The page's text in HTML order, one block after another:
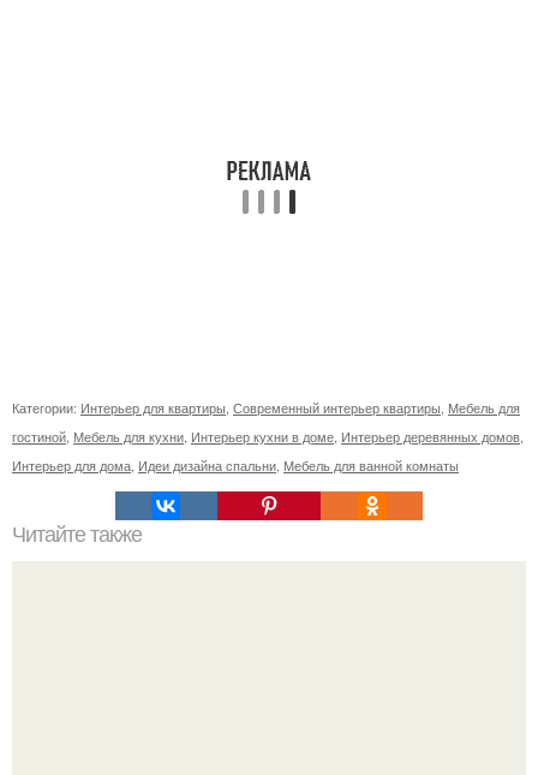
Категории: Интерьер для квартиры Современный интерьер квартиры Мебель для
гостиной Мебель для кухни Интерьер кухни в доме Интерьер деревянных домов
Интерьер для дома Идеи дизайна спальни Мебель для ванной комнаты
Читайте также